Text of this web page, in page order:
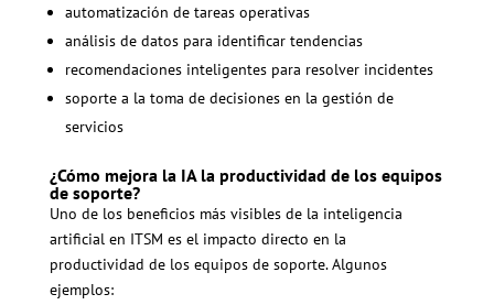
automatización de tareas operativas
análisis de datos para identificar tendencias
recomendaciones inteligentes para resolver incidentes
soporte a la toma de decisiones en la gestión de
servicios
¿Cómo mejora la IA la productividad de los equipos
de soporte?
Uno de los beneficios más visibles de la inteligencia
artificial en ITSM es el impacto directo en la
productividad de los equipos de soporte. Algunos
ejemplos: